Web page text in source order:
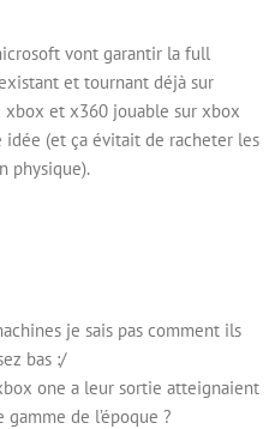
vont garantir la full
et tournant déjà sur
xbox et x360 jouable sur xbox
idée (et ça évitait de racheter les
physique).
je sais pas comment ils
bas :/
one a leur sortie atteignaient
de l’époque ?